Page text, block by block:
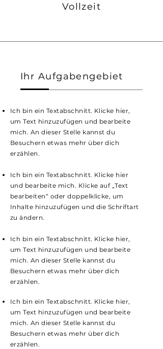
Vollzeit
Ihr Aufgabengebiet
Ich bin ein Textabschnitt. Klicke hier,
um Text hinzuzufügen und bearbeite
mich. An dieser Stelle kannst du
Besuchern etwas mehr über dich
erzählen.
Ich bin ein Textabschnitt. Klicke hier
und bearbeite mich. Klicke auf „Text
bearbeiten“ oder doppelklicke, um
Inhalte hinzuzufügen und die Schriftart
zu ändern.
Ich bin ein Textabschnitt. Klicke hier,
um Text hinzuzufügen und bearbeite
mich. An dieser Stelle kannst du
Besuchern etwas mehr über dich
erzählen.
Ich bin ein Textabschnitt. Klicke hier,
um Text hinzuzufügen und bearbeite
mich. An dieser Stelle kannst du
Besuchern etwas mehr über dich
erzählen.